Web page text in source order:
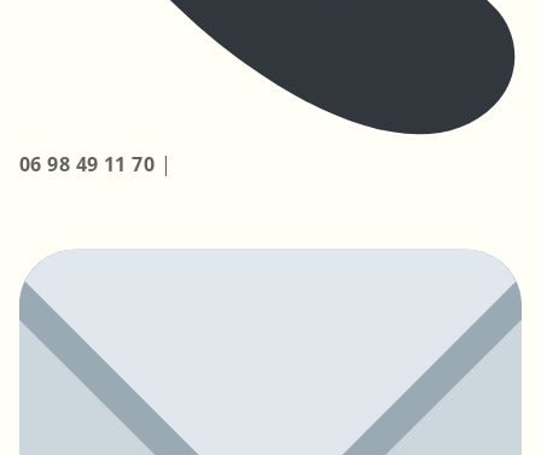
06 98 49 11 70 |